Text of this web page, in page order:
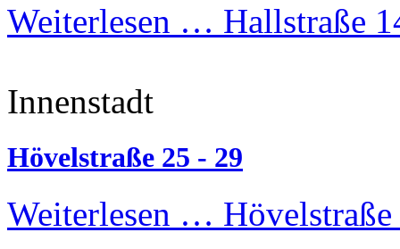
Weiterlesen … Hallstraße
Innenstadt
Hövelstraße 25 - 29
Weiterlesen …